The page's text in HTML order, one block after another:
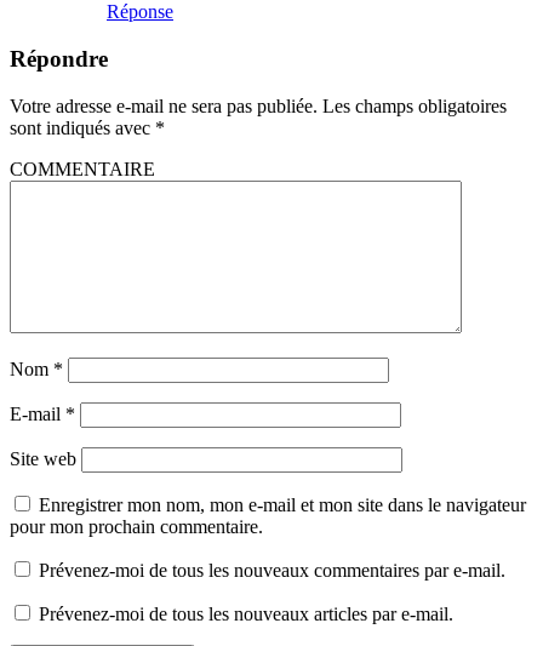
Réponse
Répondre
Votre adresse e-mail ne sera pas publiée. Les champs obligatoires
sont indiqués avec *
COMMENTAIRE
Nom *
E-mail *
Site web
Enregistrer mon nom, mon e-mail et mon site dans le navigateur
pour mon prochain commentaire.
Prévenez-moi de tous les nouveaux commentaires par e-mail.
Prévenez-moi de tous les nouveaux articles par e-mail.